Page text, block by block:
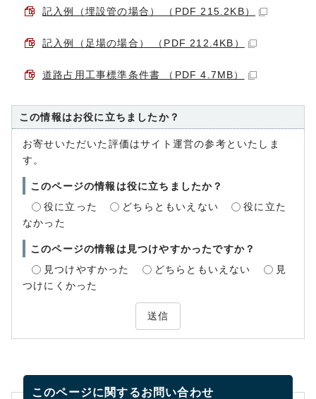
記入例（埋設管の場合） （PDF 215.2KB）
記入例（足場の場合） （PDF 212.4KB）
道路占用工事標準条件書 （PDF 4.7MB）
この情報はお役に立ちましたか？
お寄せいただいた評価はサイト運営の参考といたしま
す。
このページの情報は役に立ちましたか？
役に立った
どちらともいえない
役に立た
なかった
このページの情報は見つけやすかったですか？
見つけやすかった
どちらともいえない
見
つけにくかった
送信
このページに関するお問い合わせ